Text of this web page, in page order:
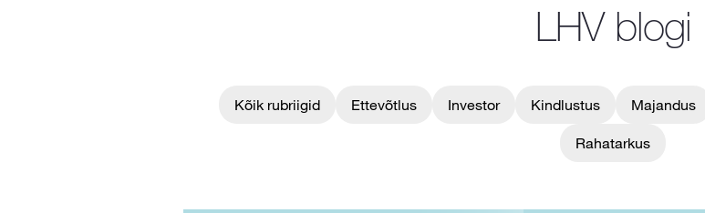
LHV blogi
Kõik rubriigid Ettevõtlus Investor Kindlustus Majandus
Rahatarkus